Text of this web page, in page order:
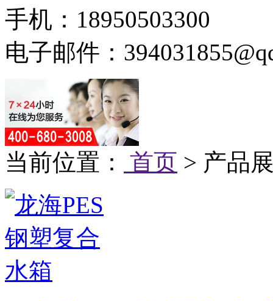
手机：18950503300
电子邮件：
当前位置： 首页 > 产品